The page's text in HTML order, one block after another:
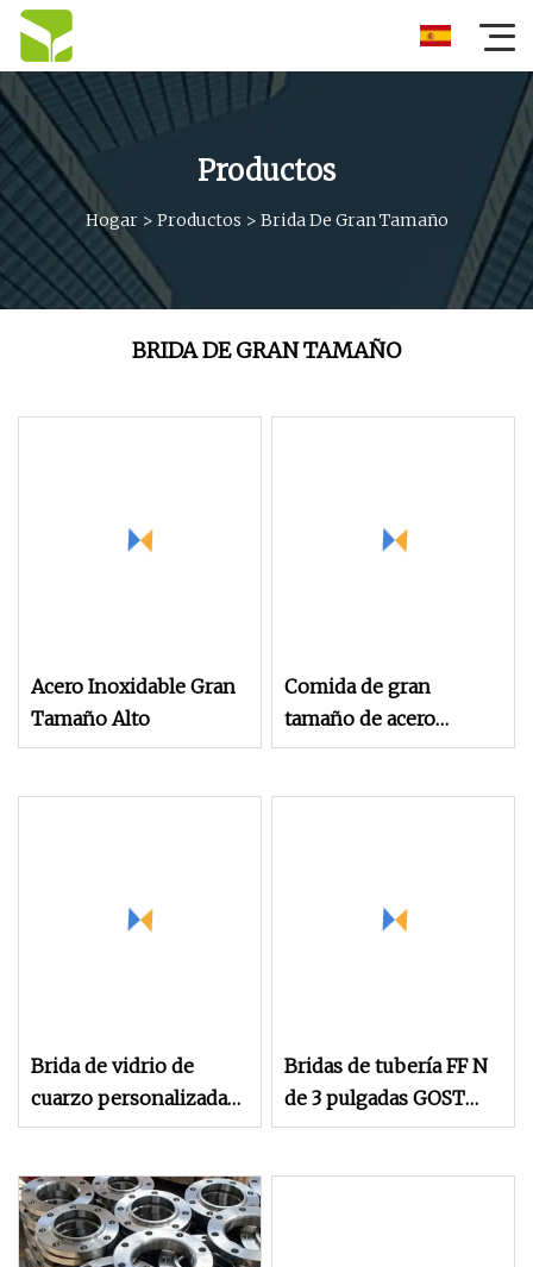
Productos
Hogar> Productos > Brida De Gran Tamaño
BRIDA DE GRAN TAMAÑO
Acero Inoxidable Gran
Tamaño Alto
Comida de gran
tamaño de acero
inoxidable
Brida de vidrio de
cuarzo personalizada
transparente de gran
Bridas de tubería FF N
de 3 pulgadas GOST
Pn0.6MPa de gran